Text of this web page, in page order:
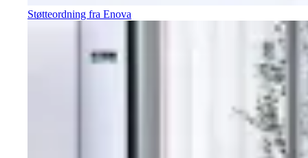
Støtteordning fra Enova